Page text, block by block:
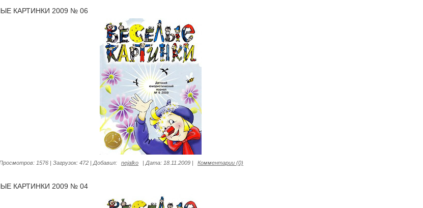
КАРТИНКИ 2009 № 06
1576 | Загрузок: 472 | Добавил: nejalko | Дата: 18.11.2009 | Комментарии (0)
КАРТИНКИ 2009 № 04